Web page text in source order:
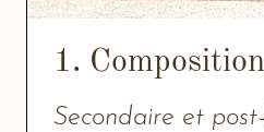
1.
Secondaire et